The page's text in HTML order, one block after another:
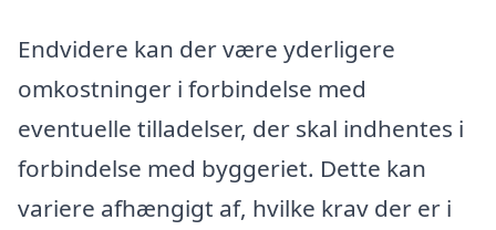
Endvidere kan der være yderligere
omkostninger i forbindelse med
eventuelle tilladelser, der skal indhentes i
forbindelse med byggeriet. Dette kan
variere afhængigt af, hvilke krav der er i